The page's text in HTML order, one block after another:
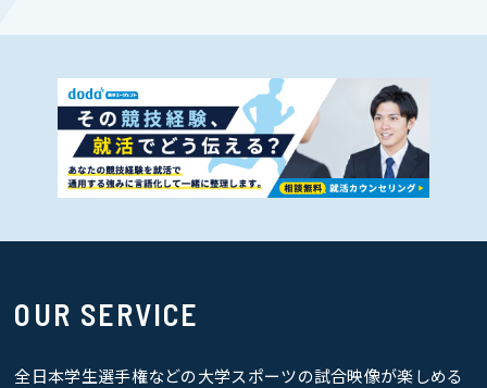
OUR SERVICE
全日本学生選手権などの大学スポーツの試合映像が楽しめる